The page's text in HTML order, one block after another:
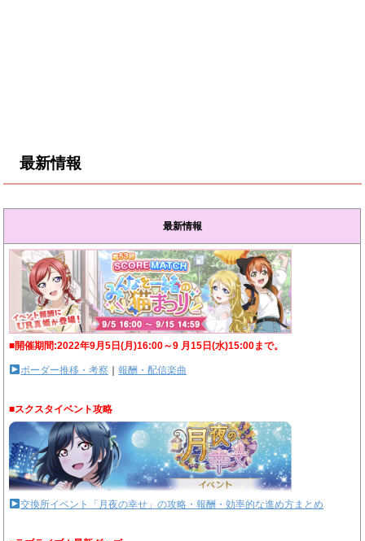
最新情報
最新情報
■開催期間:2022年9月5日(月)16:00～9 月15日(水)15:00まで。
ボーダー推移・考察 ｜報酬・配信楽曲
■スクスタイベント攻略
交換所イベント「月夜の幸せ」の攻略・報酬・効率的な進め方まとめ